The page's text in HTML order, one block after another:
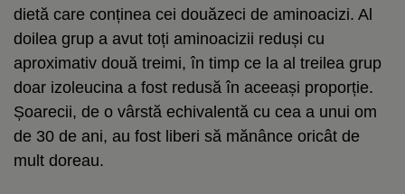
dietă care conținea cei douăzeci de aminoacizi. Al
doilea grup a avut toți aminoacizii reduși cu
aproximativ două treimi, în timp ce la al treilea grup
doar izoleucina a fost redusă în aceeași proporție.
Șoarecii, de o vârstă echivalentă cu cea a unui om
de 30 de ani, au fost liberi să mănânce oricât de
mult doreau.